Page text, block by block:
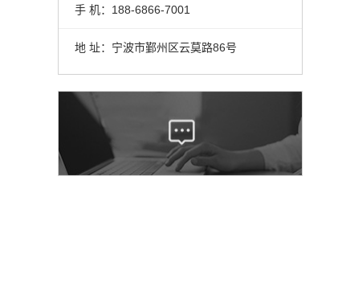
手 机：188-6866-7001
地 址：宁波市鄞州区云莫路86号